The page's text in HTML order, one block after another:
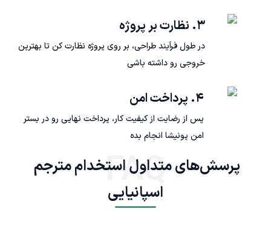
۳. نظارت بر پروژه
در طول فرآیند طراحی، بر روی پروژه نظارت کن تا بهترین
خروجی رو داشته باشی
۴. پرداخت امن
پس از رضایت از کیفیت کار، پرداخت نهایی رو در بستر
امن پونیشا انجام بده
پرسش‌های متداول استخدام مترجم
اسپانیایی
FAQ